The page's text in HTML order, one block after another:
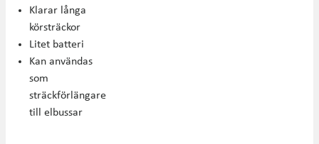
Klarar långa
körsträckor
Litet batteri
Kan användas
som
sträckförlängare
till elbussar